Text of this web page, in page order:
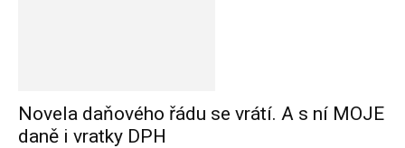
Novela daňového řádu se vrátí. A s ní MOJE
daně i vratky DPH